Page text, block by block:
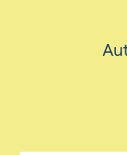
AVEC LES
LES